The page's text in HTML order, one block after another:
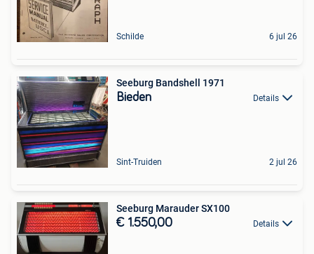
Schilde 6 jul 26
Seeburg Bandshell 1971
Bieden Details
Sint-Truiden 2 jul 26
Seeburg Marauder SX100
€ 1.550,00 Details